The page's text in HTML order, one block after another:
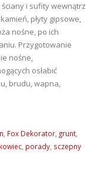
i sufity wewnątrz
płyty gipsowe,
nośne, po ich
Przygotowanie
nośne,
osłabić
brudu, wapna,
Fox Dekorator, grunt,
porady sczepny